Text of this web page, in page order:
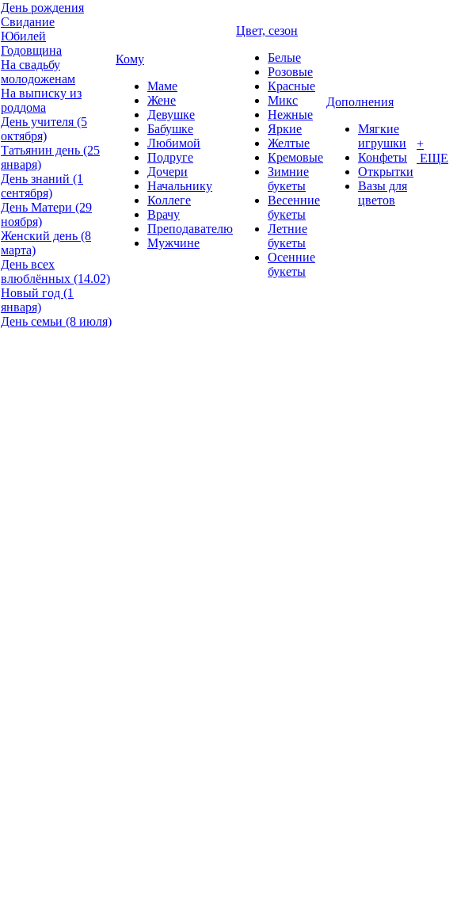
День рождения
Свидание
Юбилей
Годовщина
На свадьбу
молодоженам
На выписку из
роддома
День учителя (5
октября)
Татьянин день (25
января)
День знаний (1
сентября)
День Матери (29
ноября)
Женский день (8
марта)
День всех
влюблённых (14.02)
Новый год (1
января)
День семьи (8 июля)
Кому
Маме
Жене
Девушке
Бабушке
Любимой
Подруге
Дочери
Начальнику
Коллеге
Врачу
Преподавателю
Мужчине
Цвет, сезон
Белые
Розовые
Красные
Микс
Нежные
Яркие
Желтые
Кремовые
Зимние
букеты
Весенние
букеты
Летние
букеты
Осенние
букеты
Дополнения
Мягкие
игрушки
Конфеты
Открытки
Вазы для
цветов
+
ЕЩЕ